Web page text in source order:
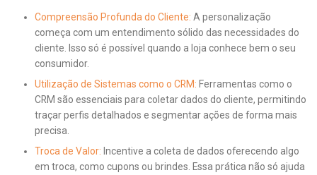
Compreensão Profunda do Cliente: A personalização
começa com um entendimento sólido das necessidades do
cliente. Isso só é possível quando a loja conhece bem o seu
consumidor.
Utilização de Sistemas como o CRM: Ferramentas como o
CRM são essenciais para coletar dados do cliente, permitindo
traçar perfis detalhados e segmentar ações de forma mais
precisa.
Troca de Valor: Incentive a coleta de dados oferecendo algo
em troca, como cupons ou brindes. Essa prática não só ajuda